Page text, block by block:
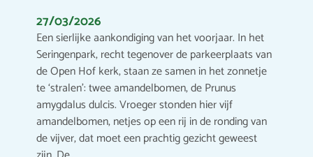
27/03/2026
Een sierlijke aankondiging van het voorjaar. In het
Seringenpark, recht tegenover de parkeerplaats van
de Open Hof kerk, staan ze samen in het zonnetje
te ‘stralen’: twee amandelbomen, de Prunus
amygdalus dulcis. Vroeger stonden hier vijf
amandelbomen, netjes op een rij in de ronding van
de vijver, dat moet een prachtig gezicht geweest